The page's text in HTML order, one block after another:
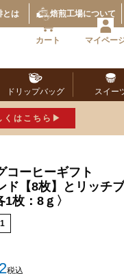
とは 焙煎工場について
カート マイペー
ドリップバッグ スイー
くはこちら
コーヒーギフト
ド【8枚】とリッチ
枚：8ｇ〉
税込